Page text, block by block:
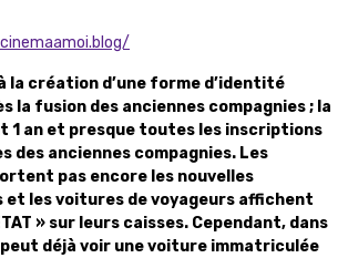
la création d’une forme d’identité
la fusion des anciennes compagnies ; la
1 an et presque toutes les inscriptions
des anciennes compagnies. Les
pas encore les nouvelles
les voitures de voyageurs affichent
» sur leurs caisses. Cependant, dans
peut déjà voir une voiture immatriculée